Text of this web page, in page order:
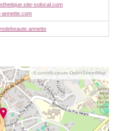
solocal.com
annette.com
© contributeurs OpenStreetMap